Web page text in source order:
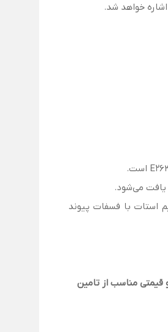
خواهد شد.
یافت می‌شود.
استات با فسفات پیوند
قیمتی مناسب از تامین